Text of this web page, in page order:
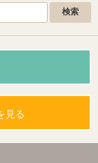
見る